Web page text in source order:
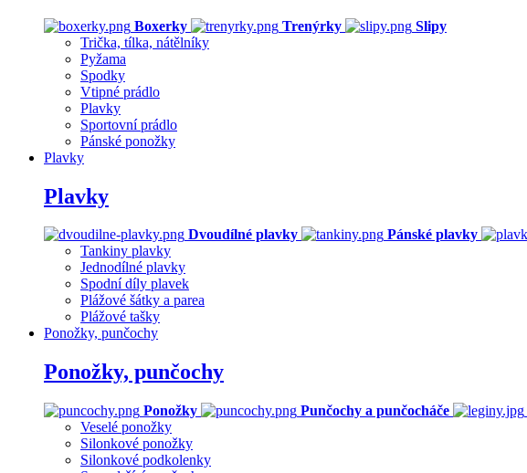
Boxerky Trenýrky
Slipy
Trička, tílka, nátělníky
Pyžama
Spodky
Vtipné prádlo
Plavky
Sportovní prádlo
Pánské ponožky
Plavky
Plavky
Dvoudílné plavky Pánské plavky
Tankiny plavky
Jednodílné plavky
Spodní díly plavek
Plážové šátky a parea
Plážové tašky
Ponožky, punčochy
Ponožky, punčochy
Ponožky Punčochy a punčocháče
Veselé ponožky
Silonkové ponožky
Silonkové podkolenky